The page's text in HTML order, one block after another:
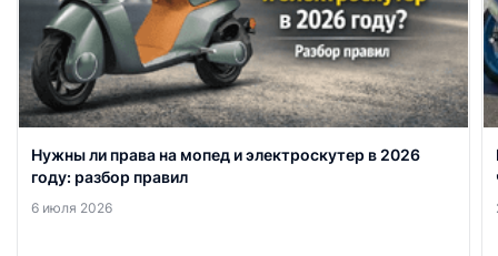
Нужны ли права на мопед и электроскутер в 2026
году: разбор правил
6 июля 2026